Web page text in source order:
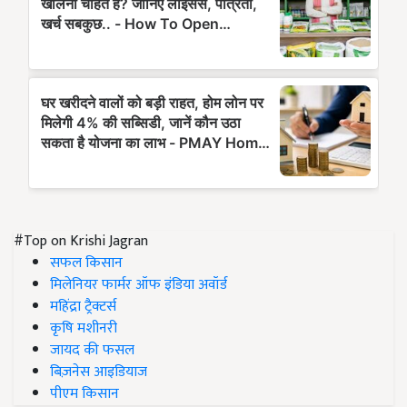
#Top on Krishi Jagran
सफल किसान
मिलेनियर फार्मर ऑफ इंडिया अवॉर्ड
महिंद्रा ट्रैक्टर्स
कृषि मशीनरी
जायद की फसल
बिज़नेस आइडियाज
पीएम किसान